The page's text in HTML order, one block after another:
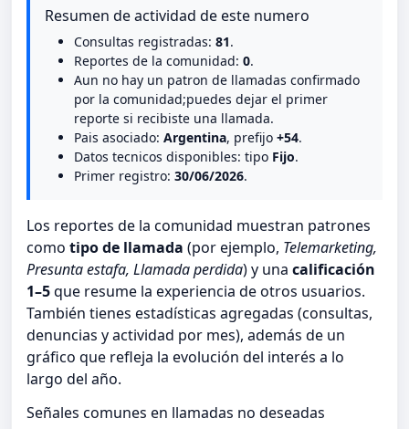
Resumen de actividad de este numero
Consultas registradas: 81.
Reportes de la comunidad: 0.
Aun no hay un patron de llamadas confirmado
por la comunidad;puedes dejar el primer
reporte si recibiste una llamada.
Pais asociado: Argentina, prefijo +54.
Datos tecnicos disponibles: tipo Fijo.
Primer registro: 30/06/2026.
Los reportes de la comunidad muestran patrones
como tipo de llamada (por ejemplo, Telemarketing,
Presunta estafa, Llamada perdida) y una calificación
1–5que resume la experiencia de otros usuarios.
También tienes estadísticas agregadas (consultas,
denuncias y actividad por mes), además de un
gráfico que refleja la evolución del interés a lo
largo del año.
Señales comunes en llamadas no deseadas